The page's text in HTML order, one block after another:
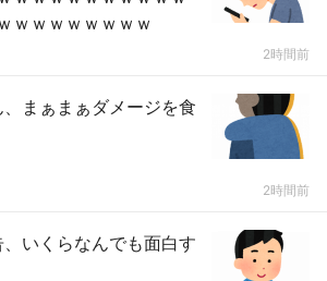
ｗｗｗｗｗｗｗｗ
2時間前
、まぁまぁダメージを食
2時間前
、いくらなんでも面白す